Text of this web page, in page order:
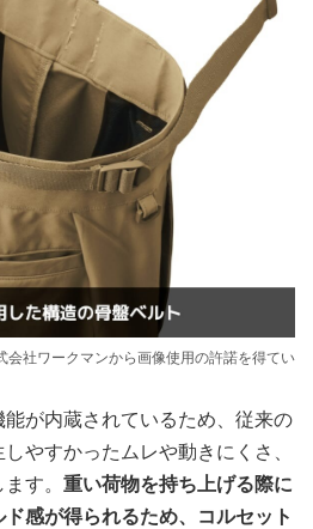
会社ワークマンから画像使用の許諾を得てい
が内蔵されているため、従来の
やすかったムレや動きにくさ、
す。 重い荷物を持ち上げる際に
感が得られるため、コルセット